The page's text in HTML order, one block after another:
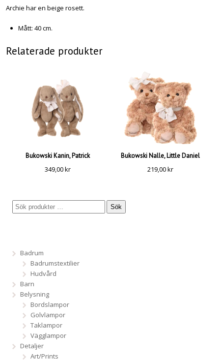
Archie har en beige rosett.
Mått: 40 cm.
Relaterade produkter
Bukowski Kanin, Patrick
349,00kr
Bukowski Nalle, Little Daniel
219,00kr
Sök
Badrum
Badrumstextilier
Hudvård
Barn
Belysning
Bordslampor
Golvlampor
Taklampor
Vägglampor
Detaljer
Art/Prints